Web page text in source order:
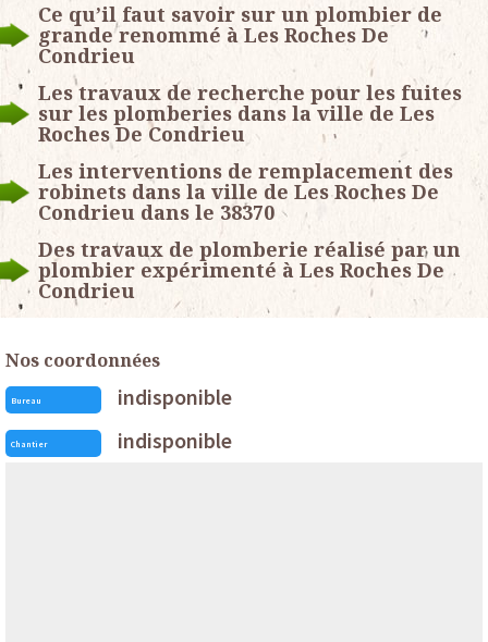
Ce qu’il faut savoir sur un plombier de
grande renommé à Les Roches De
Condrieu
Les travaux de recherche pour les fuites
sur les plomberies dans la ville de Les
Roches De Condrieu
Les interventions de remplacement des
robinets dans la ville de Les Roches De
Condrieu dans le 38370
Des travaux de plomberie réalisé par un
plombier expérimenté à Les Roches De
Condrieu
Nos coordonnées
Bureau indisponible
Chantier indisponible